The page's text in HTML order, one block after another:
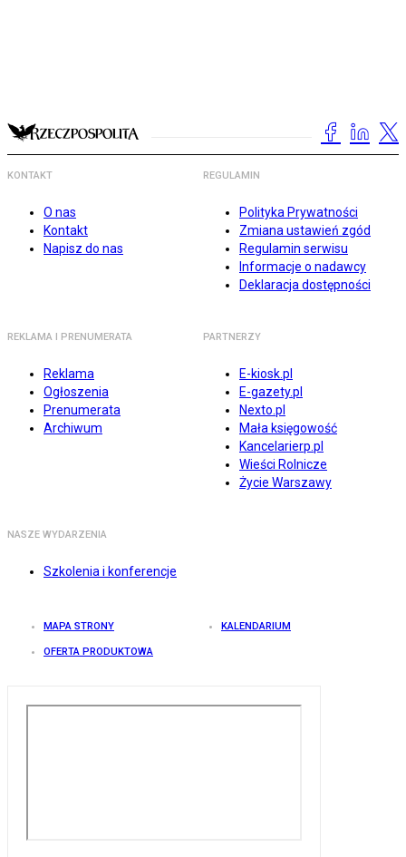
KONTAKT
O nas
Kontakt
Napisz do nas
REGULAMIN
Polityka Prywatności
Zmiana ustawień zgód
Regulamin serwisu
Informacje o nadawcy
Deklaracja dostępności
REKLAMA I PRENUMERATA
Reklama
Ogłoszenia
Prenumerata
Archiwum
PARTNERZY
E-kiosk.pl
E-gazety.pl
Nexto.pl
Mała księgowość
Kancelarierp.pl
Wieści Rolnicze
Życie Warszawy
NASZE WYDARZENIA
Szkolenia i konferencje
MAPA STRONY KALENDARIUM
OFERTA PRODUKTOWA